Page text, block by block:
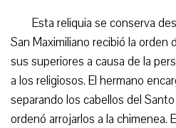
Esta reliquia se conserva
San Maximiliano recibió la orden
sus superiores a causa de la
a los religiosos. El hermano
separando los cabellos del
ordenó arrojarlos a la chimenea.